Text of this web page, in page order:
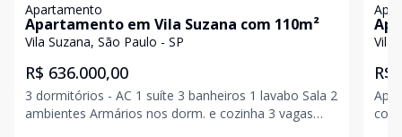
Apartamento
Apartamento em Vila Suzana com 110m²
Vila Suzana, São Paulo - SP
R$ 636.000,00
3 dormitórios - AC 1 suíte 3 banheiros 1 lavabo Sala 2
ambientes Armários nos dorm. e cozinha 3 vagas
Vila
R$